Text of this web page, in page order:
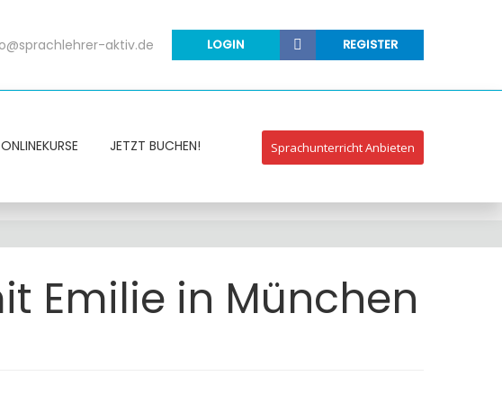
LOGIN REGISTER
aktiv.de
ONLINEKURSE JETZT BUCHEN! Sprachunterricht Anbieten
Emilie in München